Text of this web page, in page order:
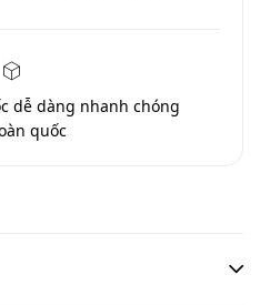
dễ dàng nhanh chóng
quốc